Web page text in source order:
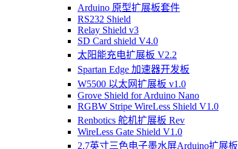
Arduino 原型扩展板套件
RS232 Shield
Relay Shield v3
SD Card shield V4.0
太阳能充电扩展板 V2.2
Spartan Edge 加速器开发板
W5500 以太网扩展板 v1.0
Grove Shield for Arduino Nano
RGBW Stripe WireLess Shield V1.0
Renbotics 舵机扩展板 Rev
WireLess Gate Shield V1.0
2.7英寸三色电子墨水屏Arduino扩展板